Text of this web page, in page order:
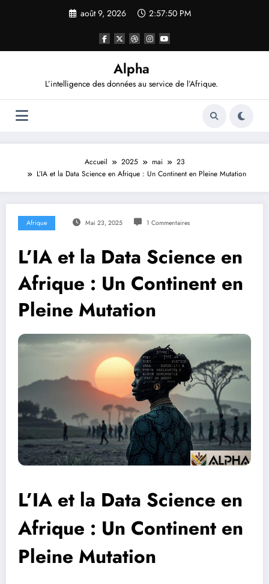
août 9, 2026 2:57:51 PM
Alpha
L’intelligence des données au service de l’Afrique.
Accueil 2025 mai
23
L’IA et la Data Science en Afrique : Un Continent en Pleine Mutation
Afrique Mai 23, 2025 1 Commentaires
L’IA et la Data Science en
Afrique : Un Continent en
Pleine Mutation
L’IA et la Data Science en
Afrique : Un Continent en
Pleine Mutation